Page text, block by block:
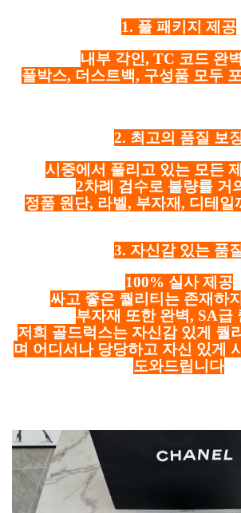
1. 풀 패키지 제공
내부 각인, TC 코드 완
풀박스, 더스트백, 구성품 모두
2. 최고의 품질 보
시중에서 풀리고 있는 모든
2차례 검수로 불량률 거
정품 원단, 라벨, 부자재, 디테일
3. 자신감 있는 품
100% 실사 제공
싸고 좋은 퀄리티는 존재하
부자재 또한 완벽, SA급
저희 골드럭스는 자신감 있게 퀄
며 어디서나 당당하고 자신 있게
도와드립니다